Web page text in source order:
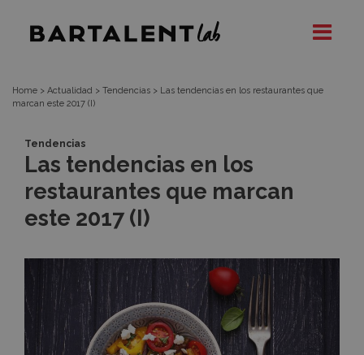
Las
en
los
restaurantes
que
marcan
este
2017
Bartalent
Home > Actualidad > Tendencias > Las tendencias en los restaurantes que
marcan este 2017 (I)
Tendencias
Las tendencias en los
restaurantes que marcan
este 2017 (I)